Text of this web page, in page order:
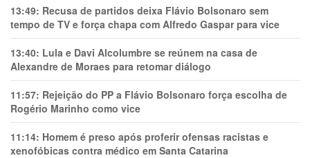
13:49: Recusa de partidos deixa Flávio Bolsonaro sem
tempo de TV e força chapa com Alfredo Gaspar para vice
13:40: Lula e Davi Alcolumbre se reúnem na casa de
Alexandre de Moraes para retomar diálogo
11:57: Rejeição do PP a Flávio Bolsonaro força escolha de
Rogério Marinho como vice
11:14: Homem é preso após proferir ofensas racistas e
xenofóbicas contra médico em Santa Catarina